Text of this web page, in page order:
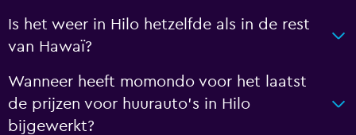
Is het weer in Hilo hetzelfde als in de rest
van Hawaï?
Wanneer heeft momondo voor het laatst
de prijzen voor huurauto's in Hilo
bijgewerkt?